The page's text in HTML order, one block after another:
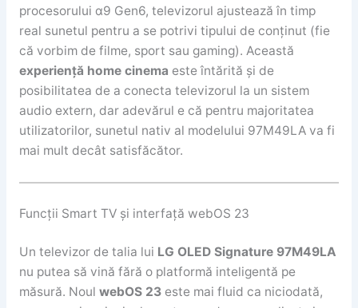
procesorului α9 Gen6, televizorul ajustează în timp
real sunetul pentru a se potrivi tipului de conținut (fie
că vorbim de filme, sport sau gaming). Această
experiență home cinema este întărită și de
posibilitatea de a conecta televizorul la un sistem
audio extern, dar adevărul e că pentru majoritatea
utilizatorilor, sunetul nativ al modelului 97M49LA va fi
mai mult decât satisfăcător.
Funcții Smart TV și interfață webOS 23
Un televizor de talia lui LG OLED Signature 97M49LA
nu putea să vină fără o platformă inteligentă pe
măsură. Noul webOS 23este mai fluid ca niciodată,